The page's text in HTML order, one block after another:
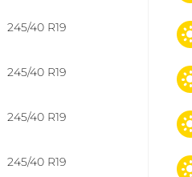
245/40 R19
245/40 R19
245/40 R19
245/40 R19